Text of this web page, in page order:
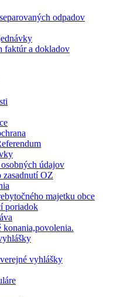
odpadov
faktúr a dokladov
údajov
zasadnutí OZ
majetku obce
poriadok
konania,povolenia.
vyhlášky